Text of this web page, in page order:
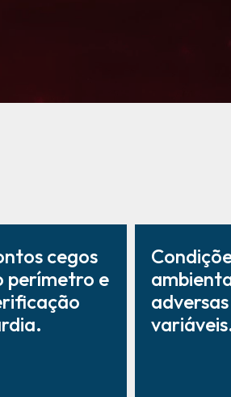
cegos
perímetro e